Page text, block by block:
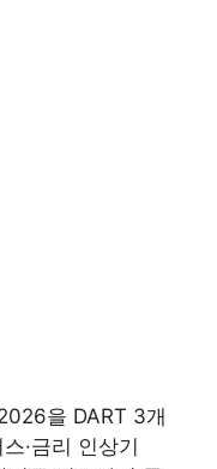
을 DART 3개
·금리 인상기